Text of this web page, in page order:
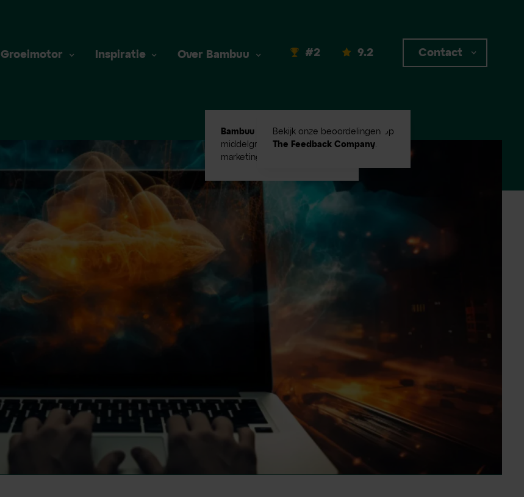
Groeimotor Inspiratie Over Bambuu Contact
#2
Bambuu #2
in Emerce100
middelgroot digital
marketingbureaus!
9.2
Bekijk onze beoordelingen op
The Feedback Company.